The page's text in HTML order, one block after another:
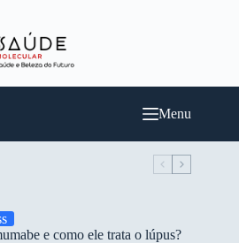
Menu
e como ele trata o lúpus?